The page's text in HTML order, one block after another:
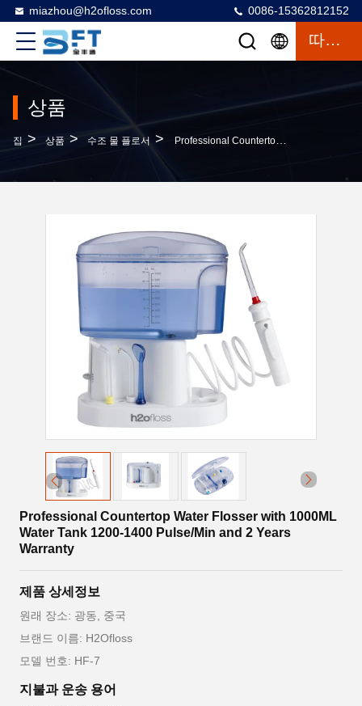
miazhou@h2ofloss.com 0086-15362812152
따옴표
상품
집 > 상품 > 수조 물 플로서 > Professional Countertop Water Flosser With 1000ML Water Tank 1200-1400 Pulse/Min And 2 Years Warranty
Professional Countertop Water Flosser with 1000ML
Water Tank 1200-1400 Pulse/Min and 2 Years
Warranty
제품 상세정보
원래 장소: 광동, 중국
브랜드 이름: H2Ofloss
모델 번호: HF-7
지불과 운송 용어